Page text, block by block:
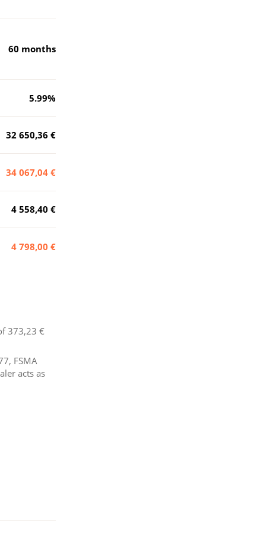
60 months
5.99%
32 650,36 €
34 067,04 €
4 558,40 €
4 798,00 €
373,23 €
FSMA
acts as